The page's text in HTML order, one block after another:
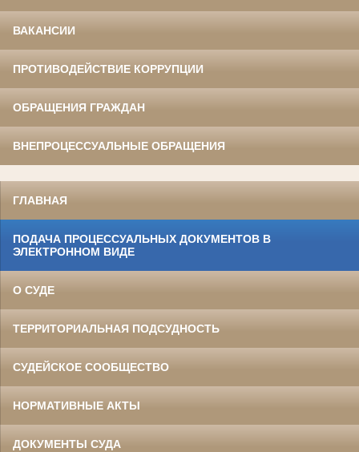
ВАКАНСИИ
ПРОТИВОДЕЙСТВИЕ КОРРУПЦИИ
ОБРАЩЕНИЯ ГРАЖДАН
ВНЕПРОЦЕССУАЛЬНЫЕ ОБРАЩЕНИЯ
ГЛАВНАЯ
ПОДАЧА ПРОЦЕССУАЛЬНЫХ ДОКУМЕНТОВ В
ЭЛЕКТРОННОМ ВИДЕ
О СУДЕ
ТЕРРИТОРИАЛЬНАЯ ПОДСУДНОСТЬ
СУДЕЙСКОЕ СООБЩЕСТВО
НОРМАТИВНЫЕ АКТЫ
ДОКУМЕНТЫ СУДА